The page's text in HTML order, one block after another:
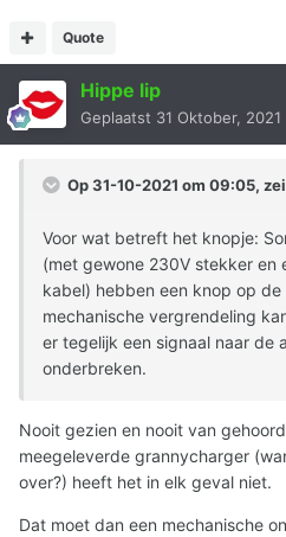
Quote
Hippe lip
Geplaatst 31 Oktober, 2021
Op 31-10-2021 om 09:05, zei
Voor wat betreft het knopje:
(met gewone 230V stekker en
kabel) hebben een knop op
mechanische vergrendeling
er tegelijk een signaal naar de
onderbreken.
Nooit gezien en nooit van
meegeleverde grannycharger
over?) heeft het in elk geval niet.
Dat moet dan een mechanische